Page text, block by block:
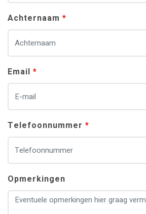
Achternaam
Email
Telefoonnummer
Opmerkingen